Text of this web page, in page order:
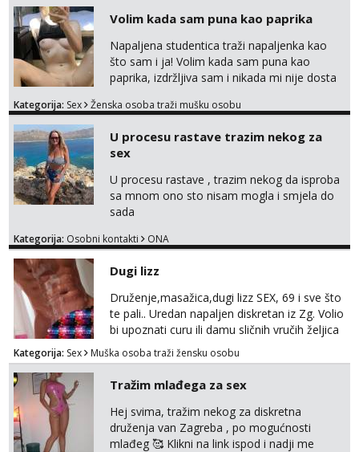
markodalic37@gmail.com
Volim kada sam puna kao paprika
Napaljena studentica traži napaljenka kao
što sam i ja! Volim kada sam puna kao
paprika, izdržljiva sam i nikada mi nije dosta
bilo kad i bilo gdje zato se javi što prije da
tamo, cekam te!
Kategorija: Sex Ženska osoba traži mušku osobu
U procesu rastave trazim nekog za
sex
U procesu rastave , trazim nekog da isproba
sa mnom ono sto nisam mogla i smjela do
sada
Kategorija: Osobni kontakti ONA
Dugi lizz
Druženje,masažica,dugi lizz SEX, 69 i sve što
te pali.. Uredan napaljen diskretan iz Zg. Volio
bi upoznati curu ili damu sličnih vručih željica
za zajedničko ugodno i strastveno druženje.
Prostor imam, diskr max. A i mobilan 🚗 sam.
Kategorija: Sex Muška osoba traži žensku osobu
Tražim mlađega za sex
Hej svima, tražim nekog za diskretna
druženja van Zagreba , po mogućnosti
mlađeg 🥰 Klikni na link ispod i nadji me